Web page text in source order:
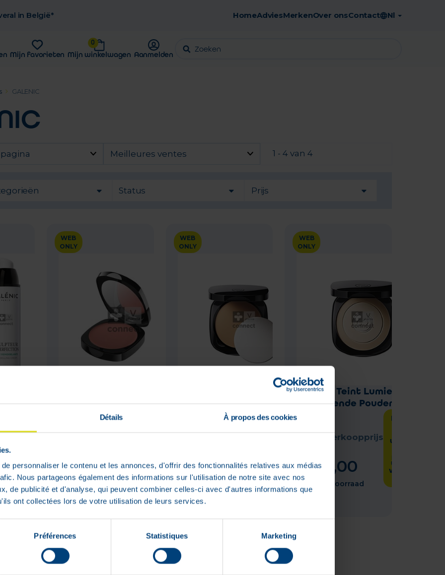
Détails À propos des cookies
personnaliser le contenu et les annonces, d'offrir des fonctionnalités relatives aux médias
Nous partageons également des informations sur l'utilisation de notre site avec nos
de publicité et d'analyse, qui peuvent combiner celles-ci avec d'autres informations que
ont collectées lors de votre utilisation de leurs services.
Préférences Statistiques Marketing
in België* Gratis afhaling in de apotheek
HomeAdviesMerkenOver onsContact Nl
Mijn favorieten
0
Mijn winkelwagen Aanmelden
GALENIC
Meilleures ventes 1 - 4 van 4
Status Prijs
Ps 50ml
weten
weer op
voorraad
is
WEB
ONLY
Blush Cr Rose 5g
€28,28
Niet op voorraad
weten
weer op
voorraad
is
WEB
ONLY
Galenic Teint Lumiere
Compact Getint Ip30
€28,00
Laat het
weten
weer op
voorraad
is
WEB
ONLY
Galenic Teint Lumiere
Matterende Pouder 9g
Adviesverkoopprijs
€28 ,00
Niet op voorraad
Laat het
wanneer
weer op
voorraad
1 - 4 van 4